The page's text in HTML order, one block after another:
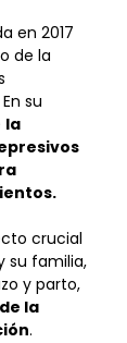
en 2017
de la
su
la
crucial
su familia,
y parto,
la
.